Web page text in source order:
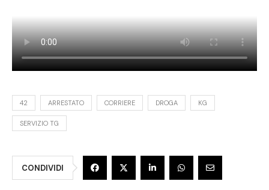
42 ARRESTATO CORRIERE DROGA KG
SERVIZIO TG
CONDIVIDI